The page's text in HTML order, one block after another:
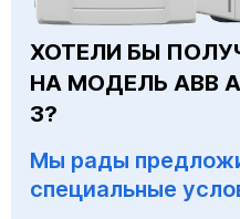
ХОТЕЛИ БЫ
НА МОДЕЛЬ ABB
3?
Мы рады
специальные